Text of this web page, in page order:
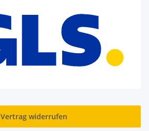
Vertrag widerrufen